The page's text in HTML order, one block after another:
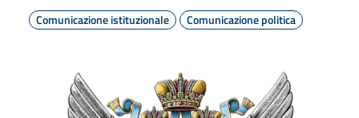
Comunicazione istituzionale
Comunicazione politica